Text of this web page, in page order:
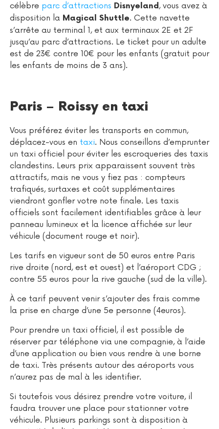
célèbre parc d’attractions Disnyeland, vous avez à
disposition la Magical Shuttle. Cette navette
s’arrête au terminal 1, et aux terminaux 2E et 2F
jusqu’au parc d’attractions. Le ticket pour un adulte
est de 23€ contre 10€ pour les enfants (gratuit pour
les enfants de moins de 3 ans).
Paris – Roissy en taxi
Vous préférez éviter les transports en commun,
déplacez-vous en taxi. Nous conseillons d’emprunter
un taxi officiel pour éviter les escroqueries des taxis
clandestins. Leurs prix apparaissent souvent très
attractifs, mais ne vous y fiez pas : compteurs
trafiqués, surtaxes et coût supplémentaires
viendront gonfler votre note finale. Les taxis
officiels sont facilement identifiables grâce à leur
panneau lumineux et la licence affichée sur leur
véhicule (document rouge et noir).
Les tarifs en vigueur sont de 50 euros entre Paris
rive droite (nord, est et ouest) et l’aéroport CDG ;
contre 55 euros pour la rive gauche (sud de la ville).
À ce tarif peuvent venir s’ajouter des frais comme
la prise en charge d’une 5e personne (4euros).
Pour prendre un taxi officiel, il est possible de
réserver par téléphone via une compagnie, à l’aide
d’une application ou bien vous rendre à une borne
de taxi. Très présents autour des aéroports vous
n’aurez pas de mal à les identifier.
Si toutefois vous désirez prendre votre voiture, il
faudra trouver une place pour stationner votre
véhicule. Plusieurs parkings sont à disposition à